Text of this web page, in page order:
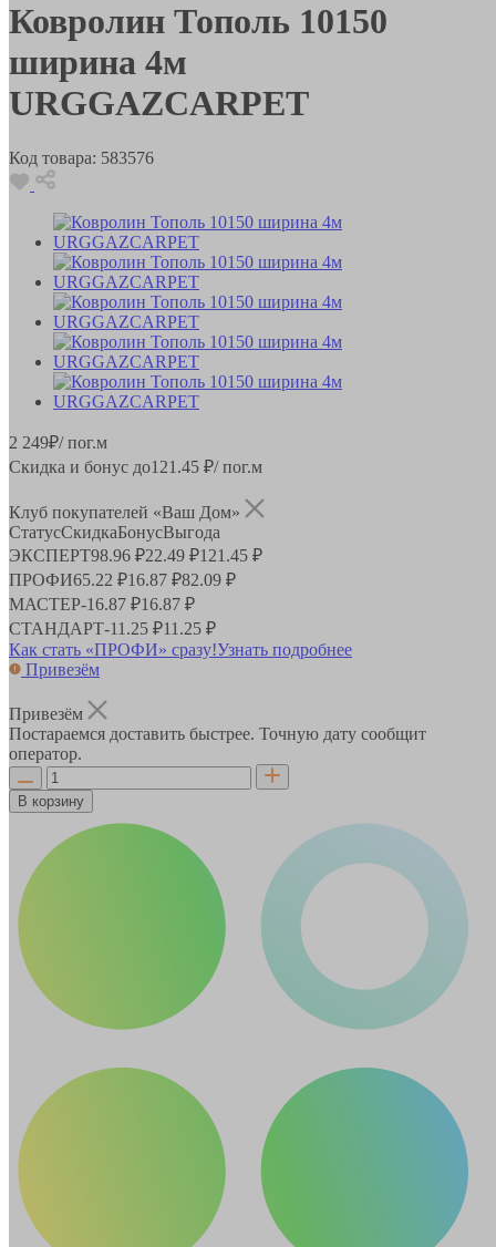
Ковролин Тополь 10150
ширина 4м
URGGAZCARPET
Код товара: 583576
2 249₽/ пог.м
Скидка и бонус до121.45 ₽/ пог.м
Клуб покупателей «Ваш Дом»
СтатусСкидкаБонусВыгода
ЭКСПЕРТ98.96 ₽22.49 ₽121.45 ₽
ПРОФИ65.22 ₽16.87 ₽82.09 ₽
МАСТЕР-16.87 ₽16.87 ₽
СТАНДАРТ-11.25 ₽11.25 ₽
Как стать «ПРОФИ» сразу!Узнать подробнее
Привезём
Привезём
Постараемся доставить быстрее. Точную дату сообщит
оператор.
В корзину